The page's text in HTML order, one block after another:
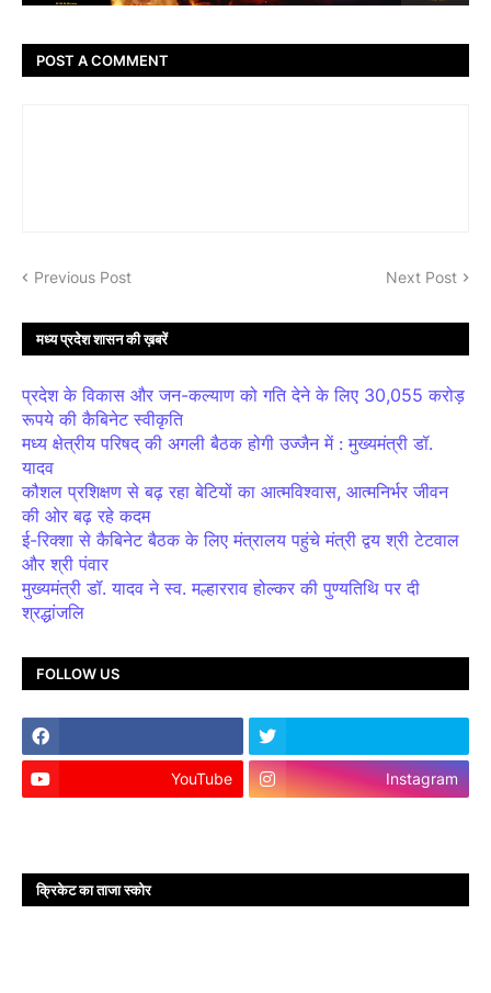
POST A COMMENT
Previous Post Next Post
मध्य प्रदेश शासन की ख़बरें
प्रदेश के विकास और जन-कल्याण को गति देने के लिए 30,055 करोड़
रूपये की कैबिनेट स्वीकृति
मध्य क्षेत्रीय परिषद् की अगली बैठक होगी उज्जैन में : मुख्यमंत्री डॉ.
यादव
कौशल प्रशिक्षण से बढ़ रहा बेटियों का आत्मविश्वास, आत्मनिर्भर जीवन
की ओर बढ़ रहे कदम
ई-रिक्शा से कैबिनेट बैठक के लिए मंत्रालय पहुंचे मंत्री द्वय श्री टेटवाल
और श्री पंवार
मुख्यमंत्री डॉ. यादव ने स्व. मल्हारराव होल्कर की पुण्यतिथि पर दी
श्रद्धांजलि
FOLLOW US
YouTube Instagram
क्रिकेट का ताजा स्कोर